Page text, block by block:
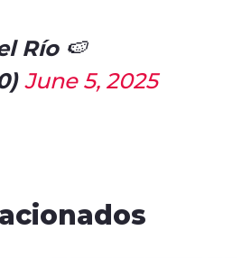
Río 🍉
June 5, 2025